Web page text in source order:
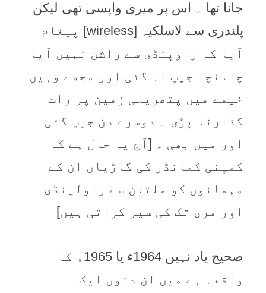
جانا تھا ۔ اس پر میری واپسی تھی لیکن
پلندری سے لاسلکیہ [wireless] پیغام
آیا کہ راوپنڈی سے راشن نہیں آیا
چنانچہ جیپ نہ گئی اور مجھے وہیں
خیمے میں پتھریلی زمین پر رات
گذارنا پڑی ۔ دوسرے دن جیپ گئی
اور میں بھی ۔ [آج یہ حال ہے کہ
کمپنی کمانڈر کی گاڑیاں ان کے
مہمانوں کو ملتان سے راولپنڈی
اور مری تک کی سیر کراتی ہیں]
صحیح یاد نہیں 1964ء یا 1965ء کا
واقعہ ہے میں ان دنوں ایک